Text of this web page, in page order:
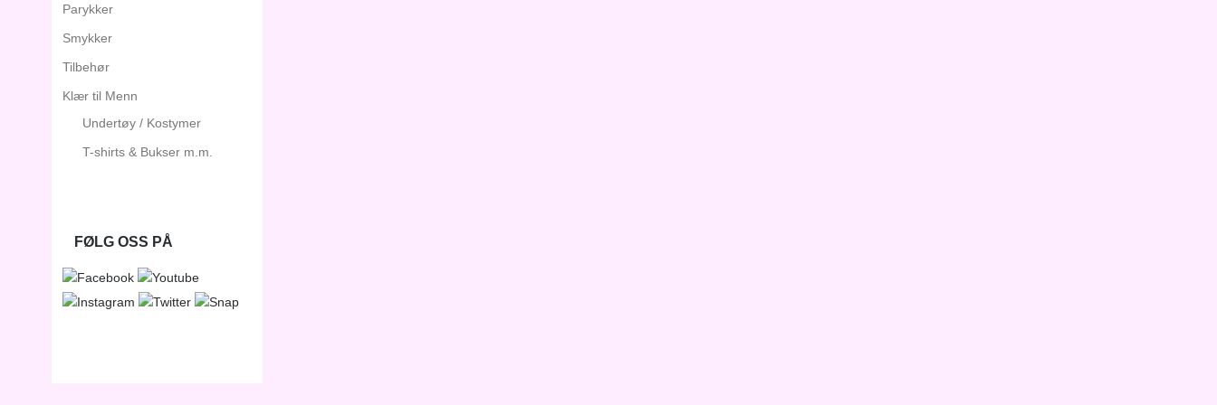
Parykker
Smykker
Tilbehør
Klær til Menn
Undertøy / Kostymer
T-shirts & Bukser m.m.
FØLG OSS PÅ